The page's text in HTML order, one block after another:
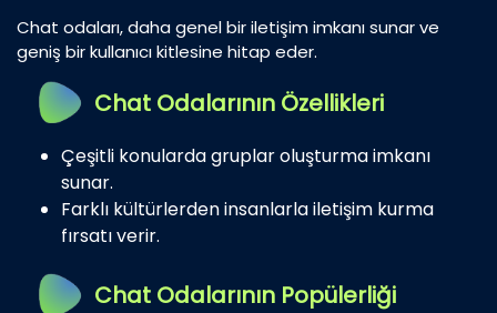
Chat odaları, daha genel bir iletişim imkanı sunar ve
geniş bir kullanıcı kitlesine hitap eder.
Chat Odalarının Özellikleri
Çeşitli konularda gruplar oluşturma imkanı
sunar.
Farklı kültürlerden insanlarla iletişim kurma
fırsatı verir.
Chat Odalarının Popülerliği